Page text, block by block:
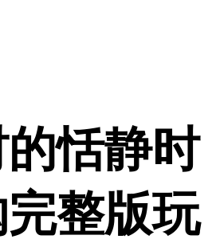
恬静时
整版玩